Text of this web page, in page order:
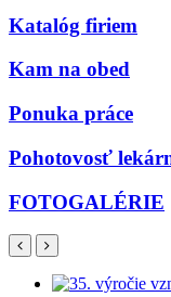
Katalóg firiem
Kam na obed
Ponuka práce
Pohotovosť
FOTOGALÉRIE